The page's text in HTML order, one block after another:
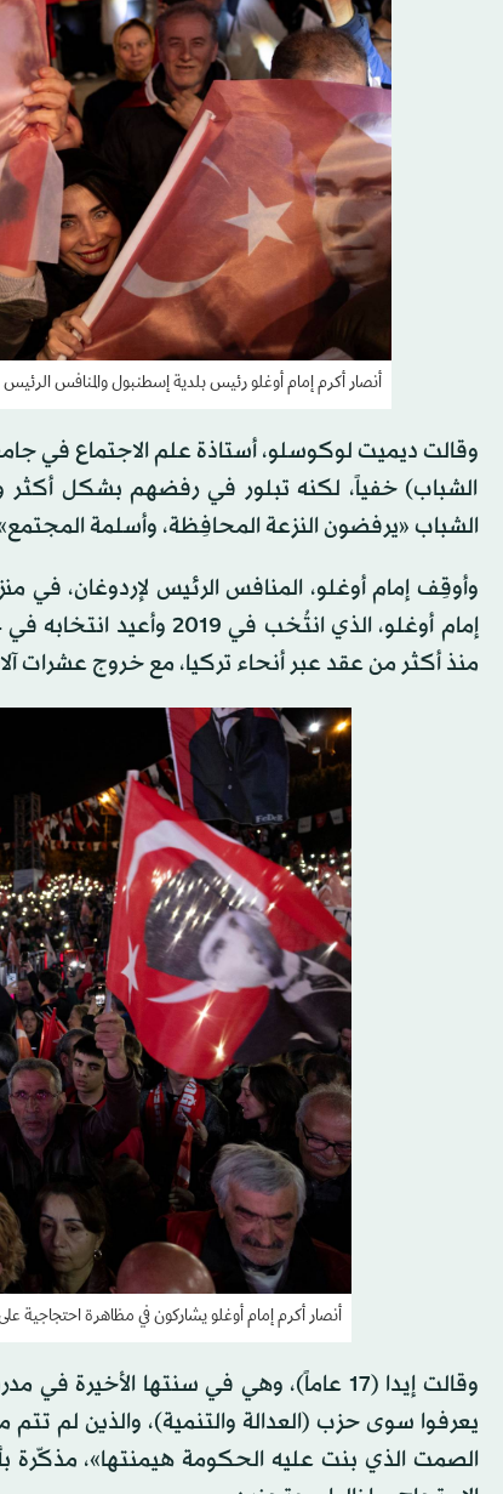
أنصار أكرم إمام أوغلو رئيس بلدية إسطنبول والمنافس
وقالت ديميت لوكوسلو، أستاذة علم الاجتماع في
الشباب) خفياً، لكنه تبلور في رفضهم بشكل
الشباب «يرفضون النزعة المحافِظة، وأسلمة
وأوقِف إمام أوغلو، المنافس الرئيس لإردوغان، في
منذ أكثر من عقد عبر أنحاء تركيا، مع خروج عشرات
أنصار أكرم إمام أوغلو يشاركون في مظاهرة احتجاجية
وقالت إيدا (17 عاماً)، وهي في سنتها
يعرفوا سوى حزب (العدالة والتنمية)، والذين لم